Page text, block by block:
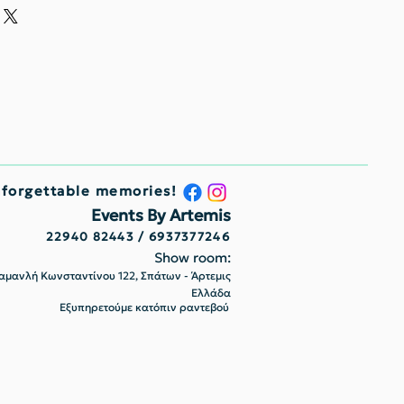
memories!
Events By Artemis
22940 82443 / 6937377246
Show room:
Κωνσταντίνου 122, Σπάτων - Άρτεμις
Ελλάδα
Εξυπηρετούμε κατόπιν ραντεβού